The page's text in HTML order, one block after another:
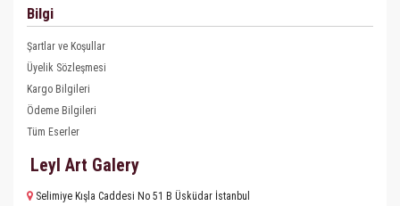
Bilgi
Şartlar ve Koşullar
Üyelik Sözleşmesi
Kargo Bilgileri
Ödeme Bilgileri
Tüm Eserler
Leyl Art Galery
Selimiye Kışla Caddesi No 51 B Üsküdar İstanbul